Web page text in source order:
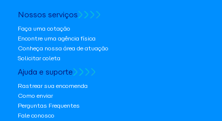
Nossos serviços
Faça uma cotação
Encontre uma agência física
Conheça nossa área de atuação
Solicitar coleta
Ajuda e suporte
Rastrear sua encomenda
Como enviar
Perguntas Frequentes
Fale conosco